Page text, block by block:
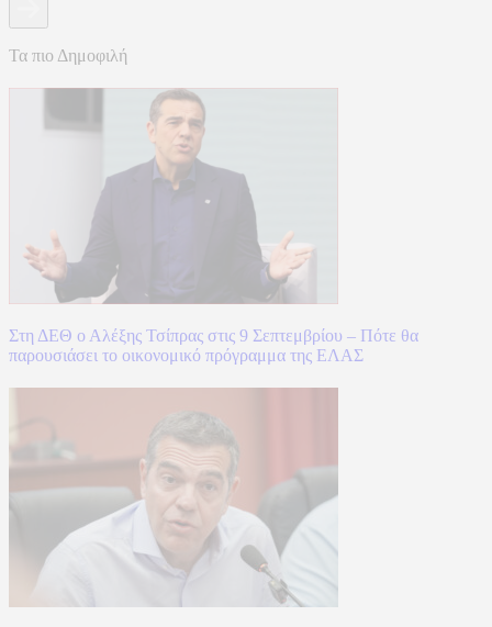
Τα πιο Δημοφιλή
Στη ΔΕΘ ο Αλέξης Τσίπρας στις 9 Σεπτεμβρίου – Πότε θα
παρουσιάσει το οικονομικό πρόγραμμα της ΕΛΑΣ